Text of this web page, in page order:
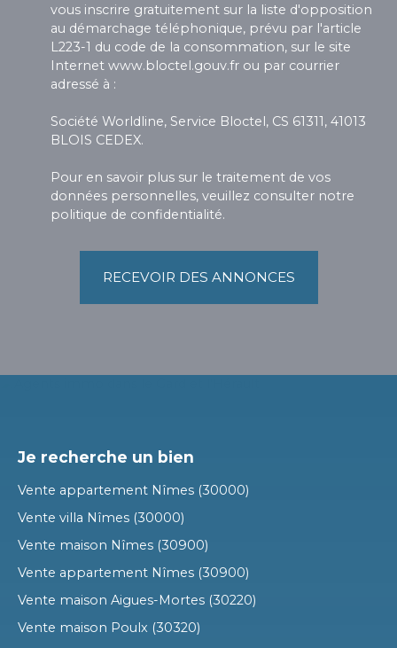
vous inscrire gratuitement sur la liste d'opposition
au démarchage téléphonique, prévu par l'article
L223-1 du code de la consommation, sur le site
Internet www.bloctel.gouv.fr ou par courrier
adressé à :
Société Worldline, Service Bloctel, CS 61311, 41013
BLOIS CEDEX.
Pour en savoir plus sur le traitement de vos
données personnelles, veuillez consulter notre
politique de confidentialité.
RECEVOIR DES ANNONCES
Je recherche un bien
Vente appartement Nîmes (30000)
Vente villa Nîmes (30000)
Vente maison Nîmes (30900)
Vente appartement Nîmes (30900)
Vente maison Aigues-Mortes (30220)
Vente maison Poulx (30320)